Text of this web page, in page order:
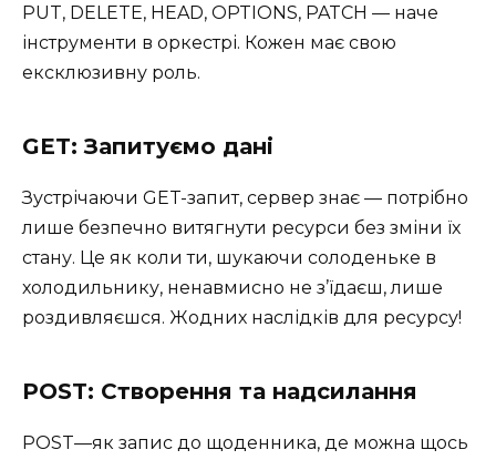
PUT, DELETE, HEAD, OPTIONS, PATCH — наче
інструменти в оркестрі. Кожен має свою
ексклюзивну роль.
GET: Запитуємо дані
Зустрічаючи GET-запит, сервер знає — потрібно
лише безпечно витягнути ресурси без зміни їх
стану. Це як коли ти, шукаючи солоденьке в
холодильнику, ненавмисно не з’їдаєш, лише
роздивляєшся. Жодних наслідків для ресурсу!
POST: Створення та надсилання
POST—як запис до щоденника, де можна щось